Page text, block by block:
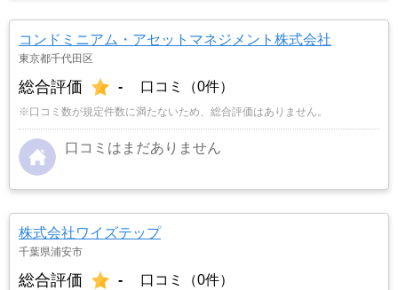
コンドミニアム・アセットマネジメント株式会社
東京都千代田区
総合評価 - 口コミ（0件）
※口コミ数が規定件数に満たないため、総合評価はありません。
口コミはまだありません
株式会社ワイズテップ
千葉県浦安市
総合評価 - 口コミ（0件）